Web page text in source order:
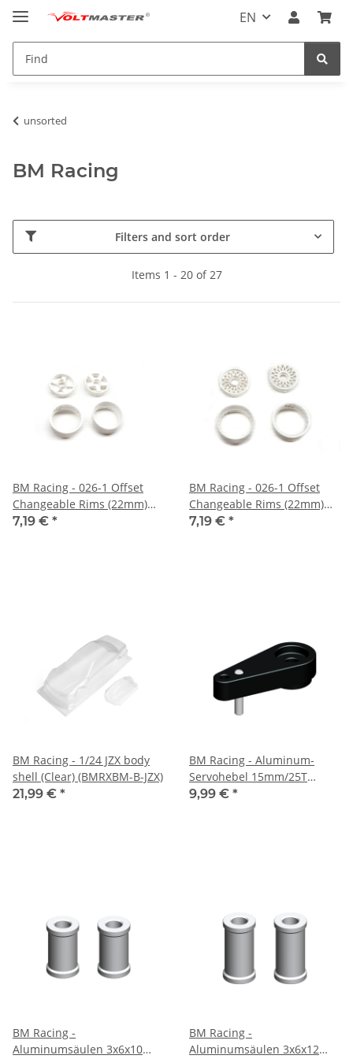
EN
unsorted
BM Racing
Filters and sort order
Items 1 - 20 of 27
BM Racing - 026-1 Offset
Changeable Rims (22mm)
white (BMRX026-1W)
7,19 € *
BM Racing - 026-1 Offset
Changeable Rims (22mm)
white (BMRX026-3W)
7,19 € *
BM Racing - 1/24 JZX body
shell (Clear) (BMRXBM-B-JZX)
21,99 € *
BM Racing - Aluminum-
Servohebel 15mm/25T
(BMR125345)
9,99 € *
BM Racing -
Aluminumsäulen 3x6x10
BM Racing -
Aluminumsäulen 3x6x12